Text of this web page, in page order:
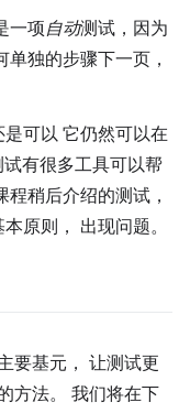
一项自动测试，因为
独的步骤下一页，
可以 它仍然可以在
有很多工具可以帮
稍后介绍的测试，
原则， 出现问题。
要基元， 让测试更
方法。 我们将在下